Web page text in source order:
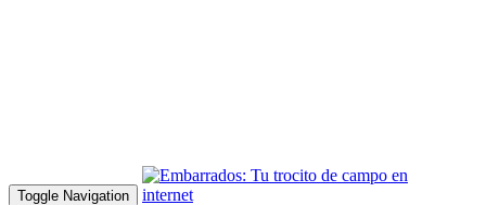
Toggle Navigation